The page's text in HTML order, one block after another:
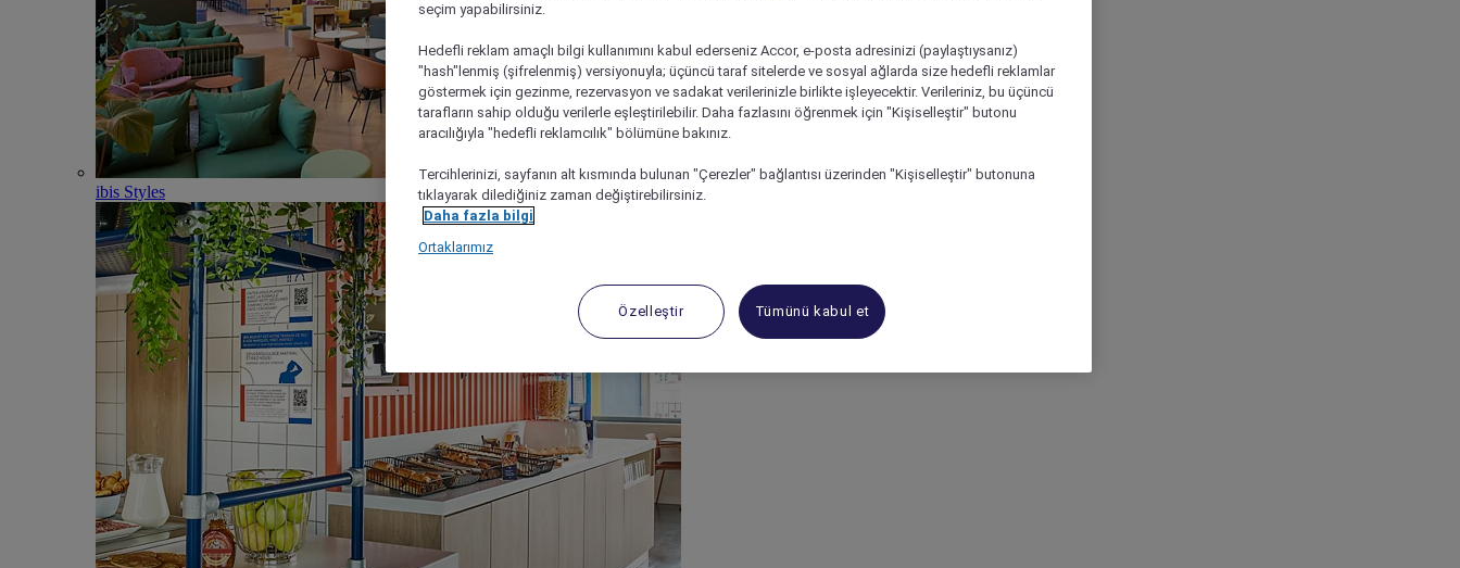
ibis Styles
seçim yapabilirsiniz.
Hedefli reklam amaçlı bilgi kullanımını kabul ederseniz Accor, e-posta adresinizi (paylaştıysanız)
"hash"lenmiş (şifrelenmiş) versiyonuyla; üçüncü taraf sitelerde ve sosyal ağlarda size hedefli reklamlar
göstermek için gezinme, rezervasyon ve sadakat verilerinizle birlikte işleyecektir. Verileriniz, bu üçüncü
tarafların sahip olduğu verilerle eşleştirilebilir. Daha fazlasını öğrenmek için "Kişiselleştir" butonu
aracılığıyla "hedefli reklamcılık" bölümüne bakınız.
Tercihlerinizi, sayfanın alt kısmında bulunan "Çerezler" bağlantısı üzerinden "Kişiselleştir" butonuna
tıklayarak dilediğiniz zaman değiştirebilirsiniz.
Daha fazla bilgi
Ortaklarımız
Özelleştir Tümünü kabul et